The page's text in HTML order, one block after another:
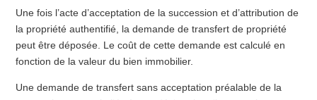
Une fois l’acte d’acceptation de la succession et d’attribution de
la propriété authentifié, la demande de transfert de propriété
peut être déposée. Le coût de cette demande est calculé en
fonction de la valeur du bien immobilier.
Une demande de transfert sans acceptation préalable de la